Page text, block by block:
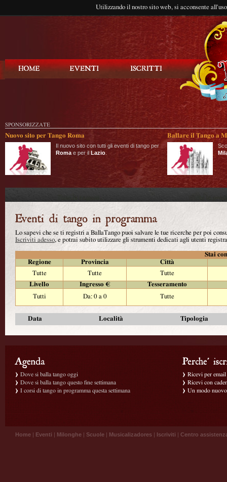
Utilizzando il nostro sito web, si acconsente
SPONSORIZZATE
Nuovo sito per Tango Roma
Il nuovo sito con tutti gli eventi di tango per
Roma e per il Lazio
Ballare il Tango a
Lo sapevi che se ti registri a BallaTango puoi salvare le tue ricerche per poi
Iscriviti adesso, e potrai subito utilizzare gli strumenti dedicati agli utenti
Stai
Regione
Provincia
Città
Tutte
Tutte
Tutte
Livello
Ingresso €
Tesseramento
Tutti
Da: 0 a 0 Tutte
Data Località Tipologia
Dove si balla tango oggi
Dove si balla tango questo fine settimana
I corsi di tango in programma questa settimana
Ricevi per
Ricevi con
Un modo
Home | Eventi | Milonghe | Scuole | Musicalizadores | Iscriviti | Centro